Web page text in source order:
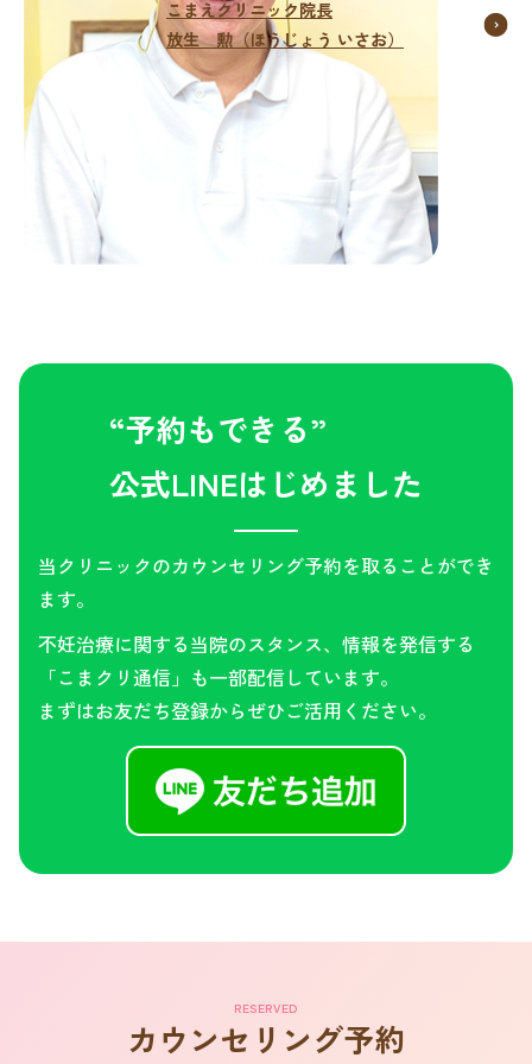
こまえクリニック院長
放生 勲（ほうじょう いさお）
“予約もできる”
公式LINEはじめました
当クリニックのカウンセリング予約を取ることができ
ます。
不妊治療に関する当院のスタンス、情報を発信する
「こまクリ通信」も一部配信しています。
まずはお友だち登録からぜひご活用ください。
RESERVED
カウンセリング予約